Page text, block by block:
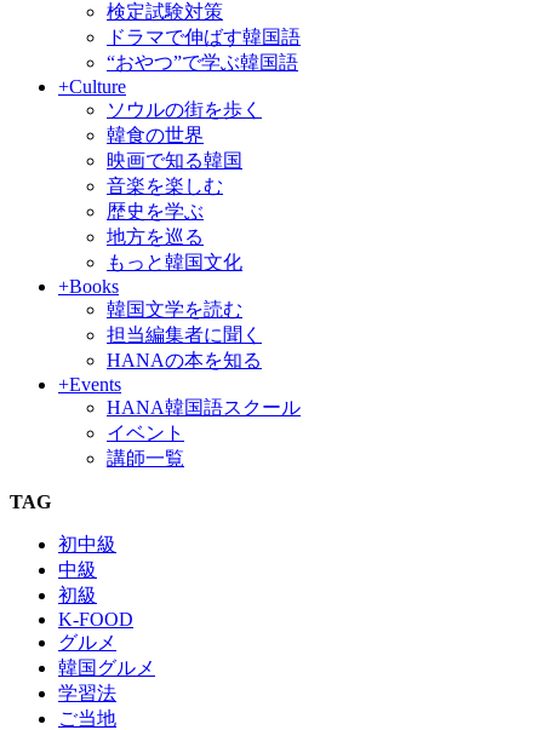
検定試験対策
ドラマで伸ばす韓国語
“おやつ”で学ぶ韓国語
+Culture
ソウルの街を歩く
韓食の世界
映画で知る韓国
音楽を楽しむ
歴史を学ぶ
地方を巡る
もっと韓国文化
+Books
韓国文学を読む
担当編集者に聞く
HANAの本を知る
+Events
HANA韓国語スクール
イベント
講師一覧
TAG
初中級
中級
初級
K-FOOD
グルメ
韓国グルメ
学習法
ご当地